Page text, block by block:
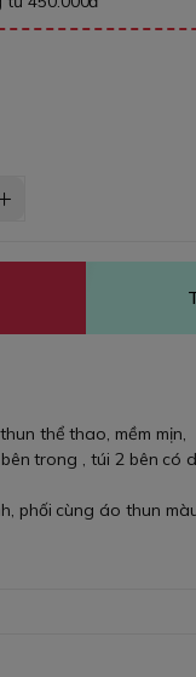
thể thao, mềm mịn,
trong , túi 2 bên có
phối cùng áo thun